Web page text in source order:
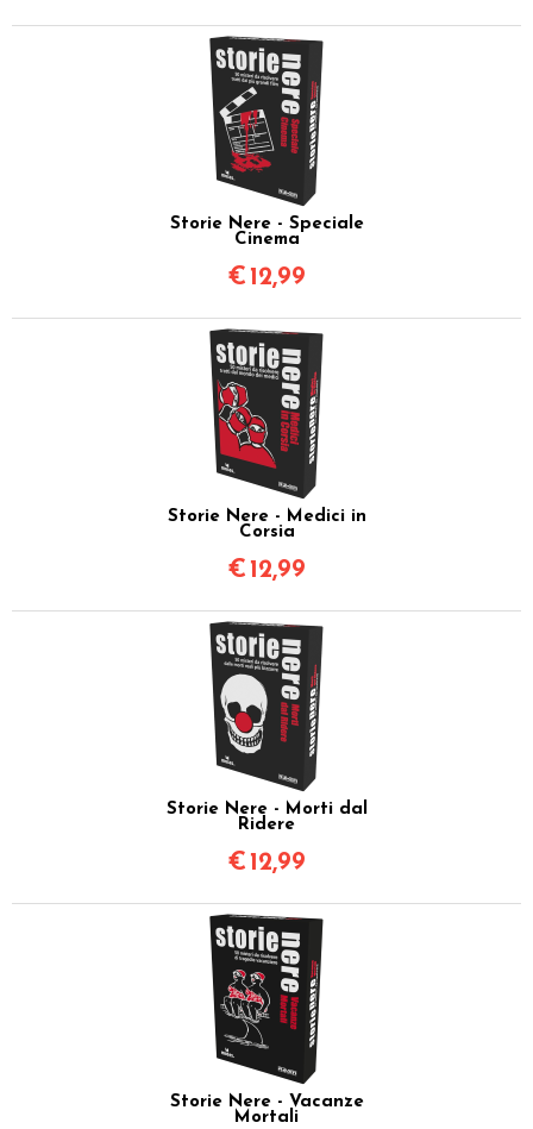
Storie Nere - Speciale
Cinema
€ 12,99
Storie Nere - Medici in
Corsia
€ 12,99
Storie Nere - Morti dal
Ridere
€ 12,99
Storie Nere - Vacanze
Mortali